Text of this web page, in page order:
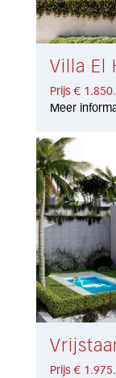
Villa El
Prijs €
Meer
Prijs €